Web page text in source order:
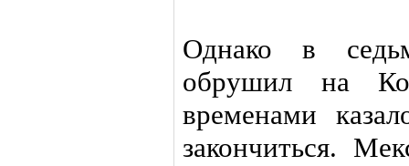
Однако в
обрушил на
временами
закончиться.